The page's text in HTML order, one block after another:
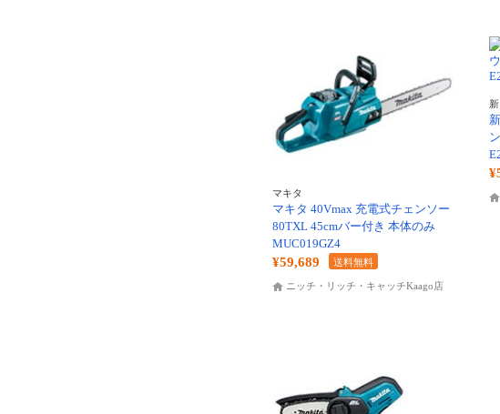
マキタ
マキタ 40Vmax 充電式チェンソー
80TXL 45cmバー付き 本体のみ
MUC019GZ4
¥59,689 送料無料
ニッチ・リッチ・キャッチKaago店